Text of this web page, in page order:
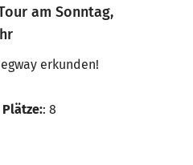
am Sonntag,
erkunden!
Plätze:: 8